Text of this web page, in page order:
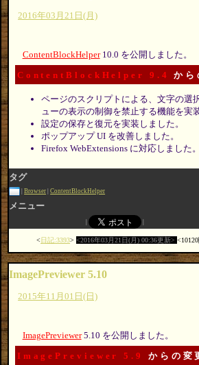
2016年03月21日(月)
ContentBlockHelper10.0 を公開しました。
ContentBlockHelper 9.4 から
ページのスクリプトによる、文字の選
ューの表示の制御を禁止する機能を実
設定の保存と復元を実装しました。
ポップアップ UI を改善しました。
Firefox WebExtensions に対応しました。
タグ
Browser ContentBlockHelper
メニュー
日記:3393 2016年03月21日(月) 00:36更新
ImagePreviewer 5.10
2015年11月01日(日)
ImagePreviewer5.10 を公開しました。
ImagePreviewer 5.9 からの変